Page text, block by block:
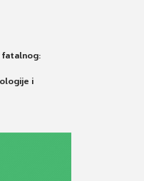
fatalnog:
i